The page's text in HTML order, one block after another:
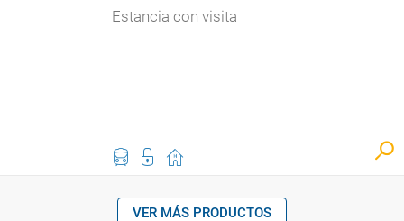
Estancia con visita
VER MÁS PRODUCTOS